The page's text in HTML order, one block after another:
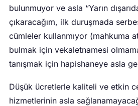
bulunmuyor ve asla “Yarın
çıkaracağım, ilk duruşmada
cümleler kullanmıyor (mahkuma
bulmak için vekaletnamesi
tanışmak için hapishaneye asla
Düşük ücretlerle kaliteli ve etkin
hizmetlerinin asla